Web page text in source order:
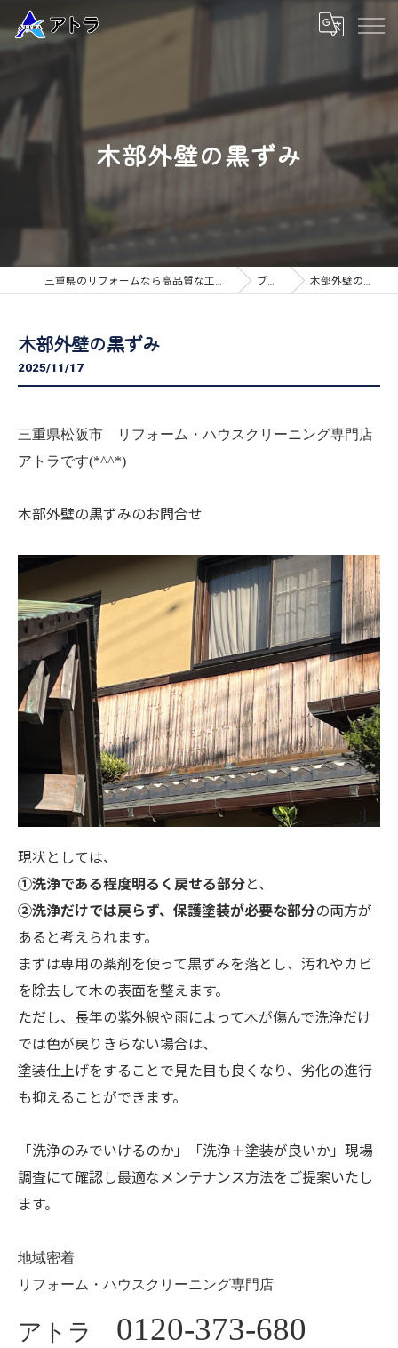
木部外壁の黒ずみ
三重県のリフォームなら高品質な工事のアトラ ブログ 木部外壁の黒ずみ
木部外壁の黒ずみ
2025/11/17
三重県松阪市 リフォーム・ハウスクリーニング専門店
アトラです(*^^*)
木部外壁の黒ずみのお問合せ
現状としては、
①洗浄である程度明るく戻せる部分と、
②洗浄だけでは戻らず、保護塗装が必要な部分の両方が
あると考えられます。
まずは専用の薬剤を使って黒ずみを落とし、汚れやカビ
を除去して木の表面を整えます。
ただし、長年の紫外線や雨によって木が傷んで洗浄だけ
では色が戻りきらない場合は、
塗装仕上げをすることで見た目も良くなり、劣化の進行
も抑えることができます。
「洗浄のみでいけるのか」「洗浄＋塗装が良いか」現場
調査にて確認し最適なメンテナンス方法をご提案いたし
ます。
地域密着
リフォーム・ハウスクリーニング専門店
アトラ 0120-373-680